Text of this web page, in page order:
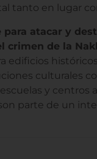
tanto en lugar
atacar y
de la
edificios
culturales
y centros
parte de un